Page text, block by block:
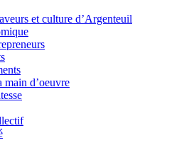
et culture d’Argenteuil
d’oeuvre